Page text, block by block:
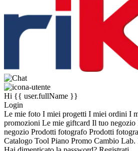
Hi {{ user.fullName }}
Login
Le mie foto I miei progetti I miei ordini I
promozioni Le mie giftcard Il tuo negozio
negozio Prodotti fotografo Prodotti
Catalogo Tool Piano Promo Cambio Lab.